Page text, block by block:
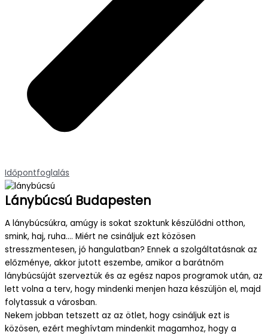
Időpontfoglalás
Lánybúcsú Budapesten
A lánybúcsúkra, amúgy is sokat szoktunk készülődni otthon,
smink, haj, ruha…. Miért ne csináljuk ezt közösen
stresszmentesen, jó hangulatban? Ennek a szolgáltatásnak az
előzménye, akkor jutott eszembe, amikor a barátnőm
lánybúcsúját szerveztük és az egész napos programok után, az
lett volna a terv, hogy mindenki menjen haza készüljön el, majd
folytassuk a városban.
Nekem jobban tetszett az az ötlet, hogy csináljuk ezt is
közösen, ezért meghívtam mindenkit magamhoz, hogy a